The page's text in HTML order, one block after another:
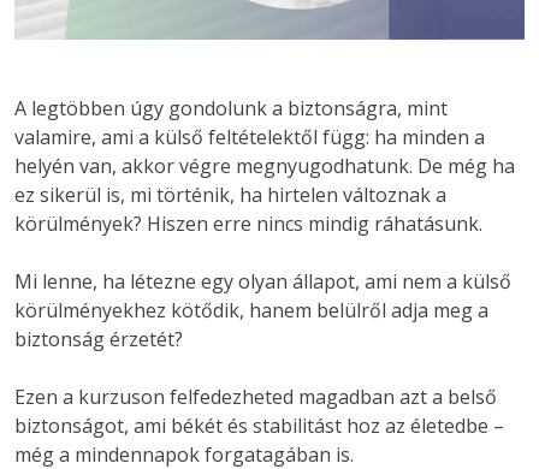
A legtöbben úgy gondolunk a biztonságra, mint
valamire, ami a külső feltételektől függ: ha minden a
helyén van, akkor végre megnyugodhatunk. De még ha
ez sikerül is, mi történik, ha hirtelen változnak a
körülmények? Hiszen erre nincs mindig ráhatásunk.
Mi lenne, ha létezne egy olyan állapot, ami nem a külső
körülményekhez kötődik, hanem belülről adja meg a
biztonság érzetét?
Ezen a kurzuson felfedezheted magadban azt a belső
biztonságot, ami békét és stabilitást hoz az életedbe –
még a mindennapok forgatagában is.